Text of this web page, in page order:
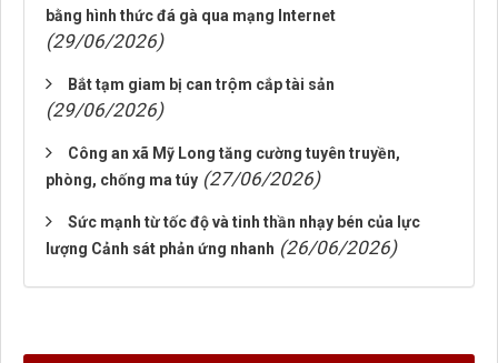
bằng hình thức đá gà qua mạng Internet
(29/06/2026)
Bắt tạm giam bị can trộm cắp tài sản
(29/06/2026)
Công an xã Mỹ Long tăng cường tuyên truyền,
phòng, chống ma túy (27/06/2026)
Sức mạnh từ tốc độ và tinh thần nhạy bén của lực
lượng Cảnh sát phản ứng nhanh (26/06/2026)